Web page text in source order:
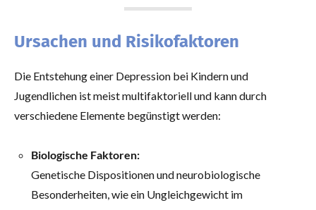
Ursachen und Risikofaktoren
Die Entstehung einer Depression bei Kindern und
Jugendlichen ist meist multifaktoriell und kann durch
verschiedene Elemente begünstigt werden:
Biologische Faktoren:
Genetische Dispositionen und neurobiologische
Besonderheiten, wie ein Ungleichgewicht im